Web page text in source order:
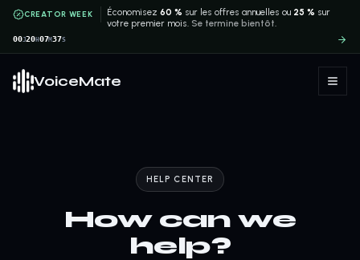
CREATOR WEEK Économisez60 % sur les offres annuelles ou 25 % sur
votre premier mois. Se termine bientôt.
00J20H 07M37S
VoiceMate
HELP CENTER
How can we
help?